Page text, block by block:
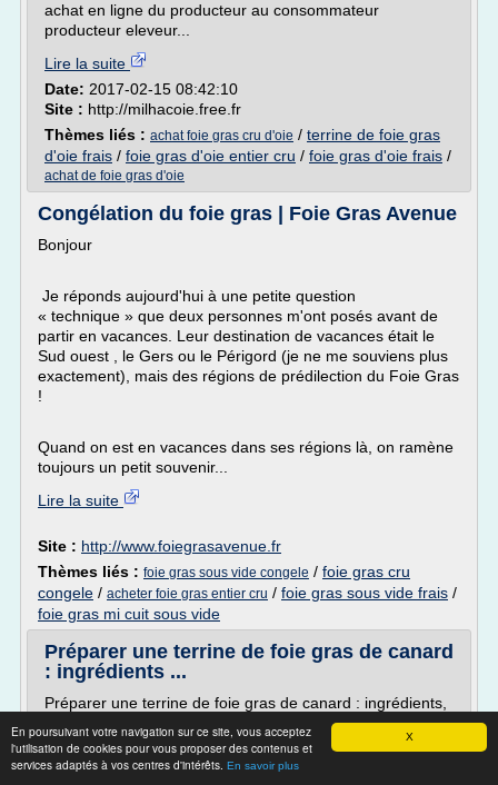
X
En poursuivant votre navigation sur ce site, vous acceptez
l'utilisation de cookies pour vous proposer des contenus et
services adaptés à vos centres d'intérêts. En savoir plus
achat en ligne du producteur au consommateur
producteur eleveur...
Lire la suite
Date: 2017-02-15 08:42:10
Site : http://milhacoie.free.fr
Thèmes liés : achat foie gras cru d'oie / terrine de foie gras
d'oie frais / foie gras d'oie entier cru / foie gras d'oie frais /
achat de foie gras d'oie
Congélation du foie gras | Foie Gras Avenue
Bonjour
Je réponds aujourd'hui à une petite question
« technique » que deux personnes m'ont posés avant de
partir en vacances. Leur destination de vacances était le
Sud ouest , le Gers ou le Périgord (je ne me souviens plus
exactement), mais des régions de prédilection du Foie Gras
!
Quand on est en vacances dans ses régions là, on ramène
toujours un petit souvenir...
Lire la suite
Site : http://www.foiegrasavenue.fr
Thèmes liés : foie gras sous vide congele / foie gras cru
congele / acheter foie gras entier cru / foie gras sous vide frais /
foie gras mi cuit sous vide
Préparer une terrine de foie gras de canard
: ingrédients ...
Préparer une terrine de foie gras de canard : ingrédients,
nathalie leveau
17 avr. 2011